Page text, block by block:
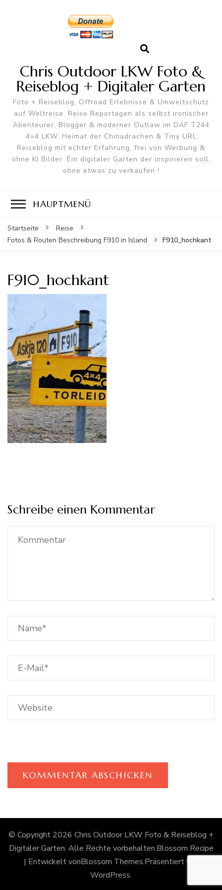
Chris Outdoor LKW Foto &
Reiseblog + Digitaler Garten
Foto + Reiseblog, Offroad Erlebnisse & Umweltschutz
auf Weltreise. Reise Reportagen als selbst ironischer
Abenteurer, Blogger & moderner Outlaw im DAF T244
4×4 LKW. Heimat der Chinadrachen & Tiny URL
Reiseblog mit echter Erfahrung, frei von Werbung &
ohne KI Bilder. Ein digitaler Garten der inspirieren soll,
ohne etwas zu verkaufen !
HAUPTMENÜ
Startseite
Reise
Fotos & Routen Beschreibung F910 in Island
F910_hochkant
F910_hochkant
Schreibe einen Kommentar
© Copyright 2026 Chris Outdoor LKW Foto & Reiseblog +
Digitaler Garten. Alle Rechte vorbehalten.Blossom Recipe
| Entwickelt vonBlossom Themes.Präsentiert von
WordPress.